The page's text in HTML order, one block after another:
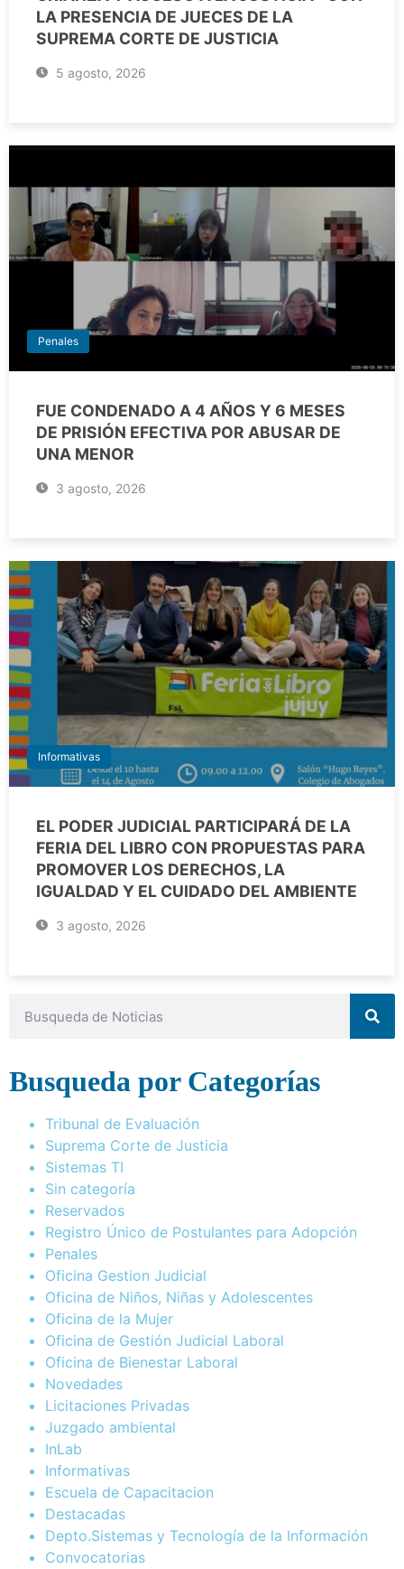
LA PRESENCIA DE JUECES DE LA
SUPREMA CORTE DE JUSTICIA
5 agosto, 2026
Penales
FUE CONDENADO A 4 AÑOS Y 6 MESES
DE PRISIÓN EFECTIVA POR ABUSAR DE
UNA MENOR
3 agosto, 2026
Informativas
EL PODER JUDICIAL PARTICIPARÁ DE LA
FERIA DEL LIBRO CON PROPUESTAS PARA
PROMOVER LOS DERECHOS, LA
IGUALDAD Y EL CUIDADO DEL AMBIENTE
3 agosto, 2026
Busqueda por Categorías
Tribunal de Evaluación
Suprema Corte de Justicia
Sistemas TI
Sin categoría
Reservados
Registro Único de Postulantes para Adopción
Penales
Oficina Gestion Judicial
Oficina de Niños, Niñas y Adolescentes
Oficina de la Mujer
Oficina de Gestión Judicial Laboral
Oficina de Bienestar Laboral
Novedades
Licitaciones Privadas
Juzgado ambiental
InLab
Informativas
Escuela de Capacitacion
Destacadas
Depto.Sistemas y Tecnología de la Información
Convocatorias